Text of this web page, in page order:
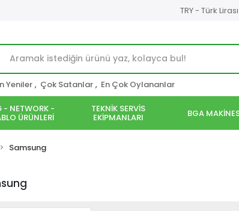
TRY - Türk Lirası
Yeniler , Çok Satanlar , En Çok Oylananlar
- NETWORK -
ÜRÜNLERİ
TEKNİK SERVİS
EKİPMANLARI BGA
Samsung